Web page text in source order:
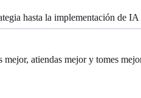
hasta la implementación de
atiendas mejor y tomes